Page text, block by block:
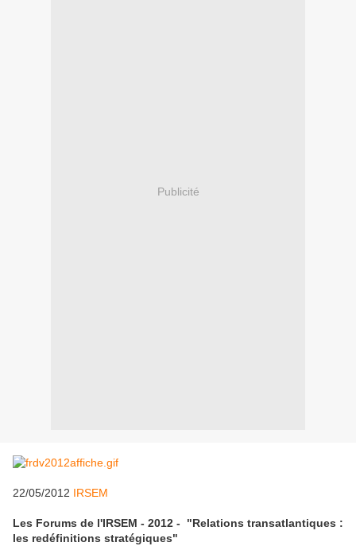
Publicité
22/05/2012 IRSEM
Les Forums de l'IRSEM - 2012 - "Relations transatlantiques :
les redéfinitions stratégiques"